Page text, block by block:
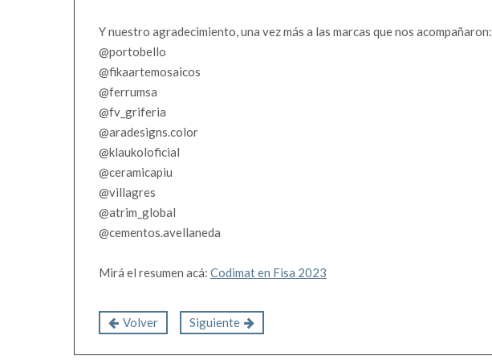
Y nuestro agradecimiento, una vez más a las marcas que nos acompañaron:
@portobello
@fikaartemosaicos
@ferrumsa
@fv_griferia
@aradesigns.color
@klaukoloficial
@ceramicapiu
@villagres
@atrim_global
@cementos.avellaneda
Mirá el resumen acá: Codimat en Fisa 2023
Volver Siguiente